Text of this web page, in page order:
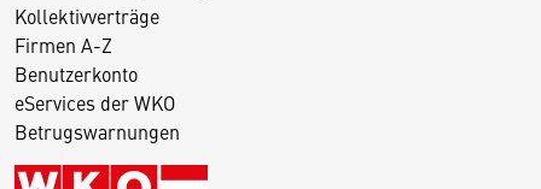
Kollektivverträge
Firmen A-Z
Benutzerkonto
eServices der WKO
Betrugswarnungen